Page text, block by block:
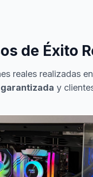
de Éxito
reales realizadas
y